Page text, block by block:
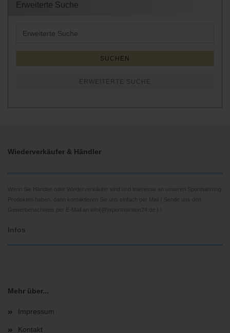
Erweiterte Suche
Suche
SUCHEN
ERWEITERTE SUCHE
Wiederverkäufer & Händler
Wenn Sie Händler oder Wiederverkäufer sind und Interesse an unseren Sportnahrung
Produkten haben, dann kontaktieren Sie uns einfach per Mail ( Sende uns den
Gewerbenachweis per E-Mail an info(@)sportnutrition24.de ) !
Infos
Mehr über...
Impressum
Kontakt